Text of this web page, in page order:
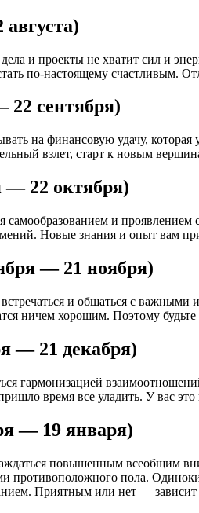
и проекты не хватит сил и
по-настоящему счастливым.
22 сентября)
на финансовую удачу,
взлет, старт к новым
— 22 октября)
самообразованием и
Новые знания и опыт вам
— 21 ноября)
и общаться с
ничем хорошим. Поэтому
— 21 декабря)
гармонизацией
время все уладить. У вас
— 19 января)
повышенным всеобщим
противоположного пола.
Приятным или нет — зависит